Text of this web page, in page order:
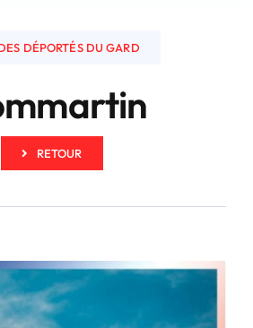
DÉPORTÉS DU GARD
RETOUR